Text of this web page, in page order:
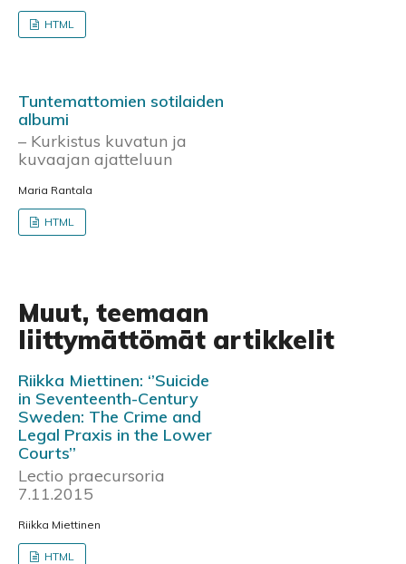
HTML
Tuntemattomien sotilaiden
albumi
– Kurkistus kuvatun ja
kuvaajan ajatteluun
Maria Rantala
HTML
Muut, teemaan
liittymättömät artikkelit
Riikka Miettinen: ‘’Suicide
in Seventeenth-Century
Sweden: The Crime and
Legal Praxis in the Lower
Courts’’
Lectio praecursoria
7.11.2015
Riikka Miettinen
HTML